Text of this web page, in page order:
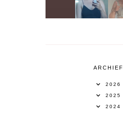
ARCHIEF
2026
2025
2024